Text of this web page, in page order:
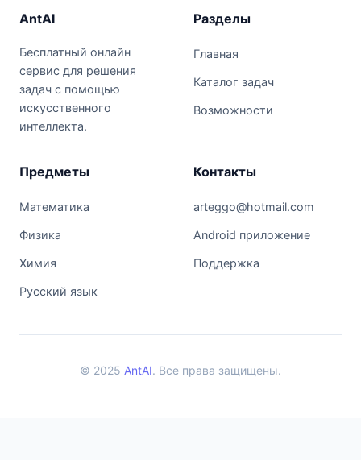
AntAI
Бесплатный онлайн
сервис для решения
задач с помощью
искусственного
интеллекта.
Разделы
Главная
Каталог задач
Возможности
Предметы
Математика
Физика
Химия
Русский язык
Контакты
arteggo@hotmail.com
Android приложение
Поддержка
© 2025 AntAI. Все права защищены.